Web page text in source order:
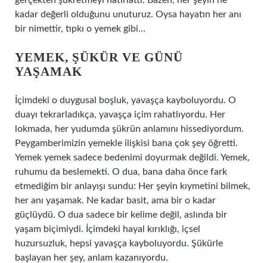
kadar değerli olduğunu unuturuz. Oysa hayatın her anı
bir nimettir, tıpkı o yemek gibi…
YEMEK, ŞÜKÜR VE GÜNÜ
YAŞAMAK
İçimdeki o duygusal boşluk, yavaşça kayboluyordu. O
duayı tekrarladıkça, yavaşça içim rahatlıyordu. Her
lokmada, her yudumda şükrün anlamını hissediyordum.
Peygamberimizin yemekle ilişkisi bana çok şey öğretti.
Yemek yemek sadece bedenimi doyurmak değildi. Yemek,
ruhumu da beslemekti. O dua, bana daha önce fark
etmediğim bir anlayışı sundu: Her şeyin kıymetini bilmek,
her anı yaşamak. Ne kadar basit, ama bir o kadar
güçlüydü. O dua sadece bir kelime değil, aslında bir
yaşam biçimiydi. İçimdeki hayal kırıklığı, içsel
huzursuzluk, hepsi yavaşça kayboluyordu. Şükürle
başlayan her şey, anlam kazanıyordu.